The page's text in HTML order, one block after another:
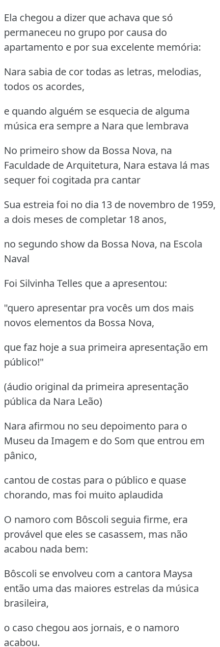
Ela chegou a dizer que achava que só
permaneceu no grupo por causa do
apartamento e por sua excelente memória:
Nara sabia de cor todas as letras, melodias,
todos os acordes,
e quando alguém se esquecia de alguma
música era sempre a Nara que lembrava
No primeiro show da Bossa Nova, na
Faculdade de Arquitetura, Nara estava lá mas
sequer foi cogitada pra cantar
Sua estreia foi no dia 13 de novembro de 1959,
a dois meses de completar 18 anos,
no segundo show da Bossa Nova, na Escola
Naval
Foi Silvinha Telles que a apresentou:
"quero apresentar pra vocês um dos mais
novos elementos da Bossa Nova,
que faz hoje a sua primeira apresentação em
público!"
(áudio original da primeira apresentação
pública da Nara Leão)
Nara afirmou no seu depoimento para o
Museu da Imagem e do Som que entrou em
pânico,
cantou de costas para o público e quase
chorando, mas foi muito aplaudida
O namoro com Bôscoli seguia firme, era
provável que eles se casassem, mas não
acabou nada bem:
Bôscoli se envolveu com a cantora Maysa
então uma das maiores estrelas da música
brasileira,
o caso chegou aos jornais, e o namoro
acabou.